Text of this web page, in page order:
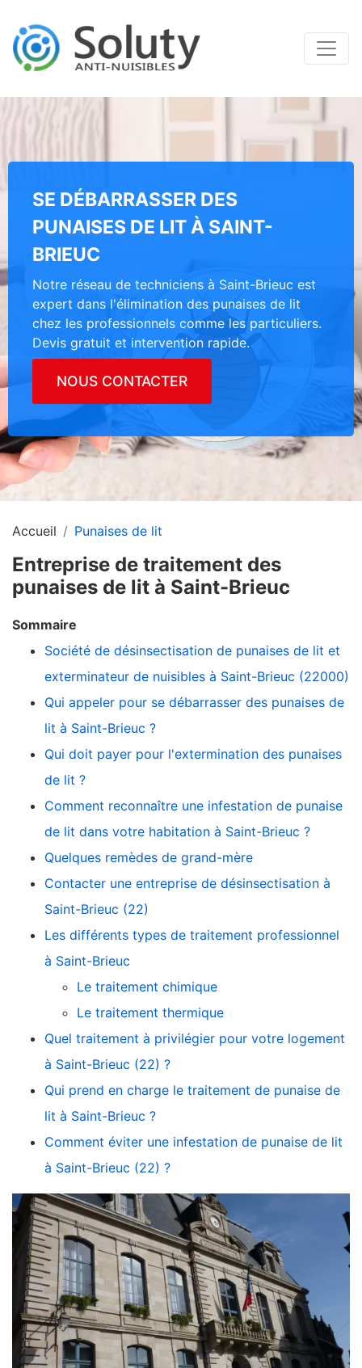
SE DÉBARRASSER DES
PUNAISES DE LIT À SAINT-
BRIEUC
Notre réseau de techniciens à Saint-Brieuc est
expert dans l'élimination des punaises de lit
chez les professionnels comme les particuliers.
Devis gratuit et intervention rapide.
NOUS CONTACTER
Accueil Punaises de lit
Entreprise de traitement des
punaises de lit à Saint-Brieuc
Sommaire
Société de désinsectisation de punaises de lit et
exterminateur de nuisibles à Saint-Brieuc (22000)
Qui appeler pour se débarrasser des punaises de
lit à Saint-Brieuc ?
Qui doit payer pour l'extermination des punaises
de lit ?
Comment reconnaître une infestation de punaise
de lit dans votre habitation à Saint-Brieuc ?
Quelques remèdes de grand-mère
Contacter une entreprise de désinsectisation à
Saint-Brieuc (22)
Les différents types de traitement professionnel
à Saint-Brieuc
Le traitement chimique
Le traitement thermique
Quel traitement à privilégier pour votre logement
à Saint-Brieuc (22) ?
Qui prend en charge le traitement de punaise de
lit à Saint-Brieuc ?
Comment éviter une infestation de punaise de lit
à Saint-Brieuc (22) ?